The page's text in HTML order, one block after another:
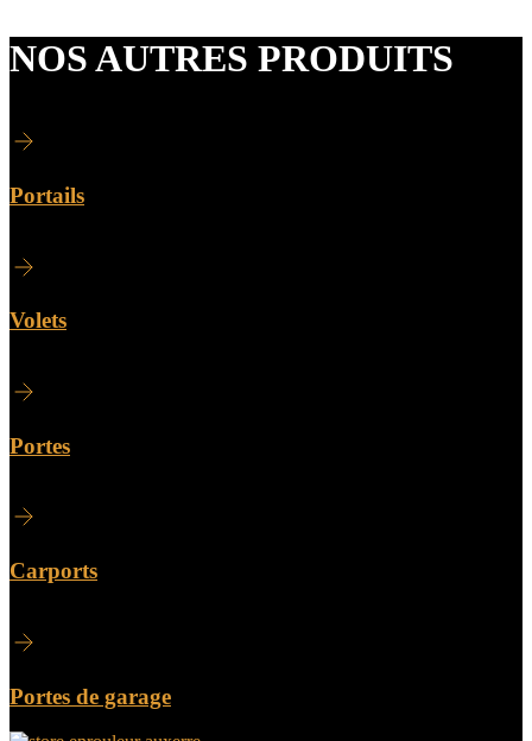
NOS AUTRES PRODUITS
Portails
Volets
Portes
Carports
Portes de garage